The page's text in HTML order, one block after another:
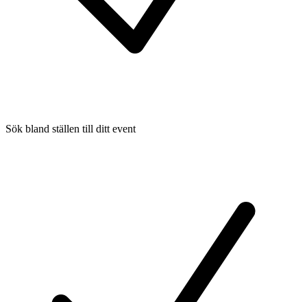
Sök bland ställen till ditt event